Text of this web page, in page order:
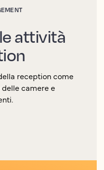
attività
reception come
delle camere e